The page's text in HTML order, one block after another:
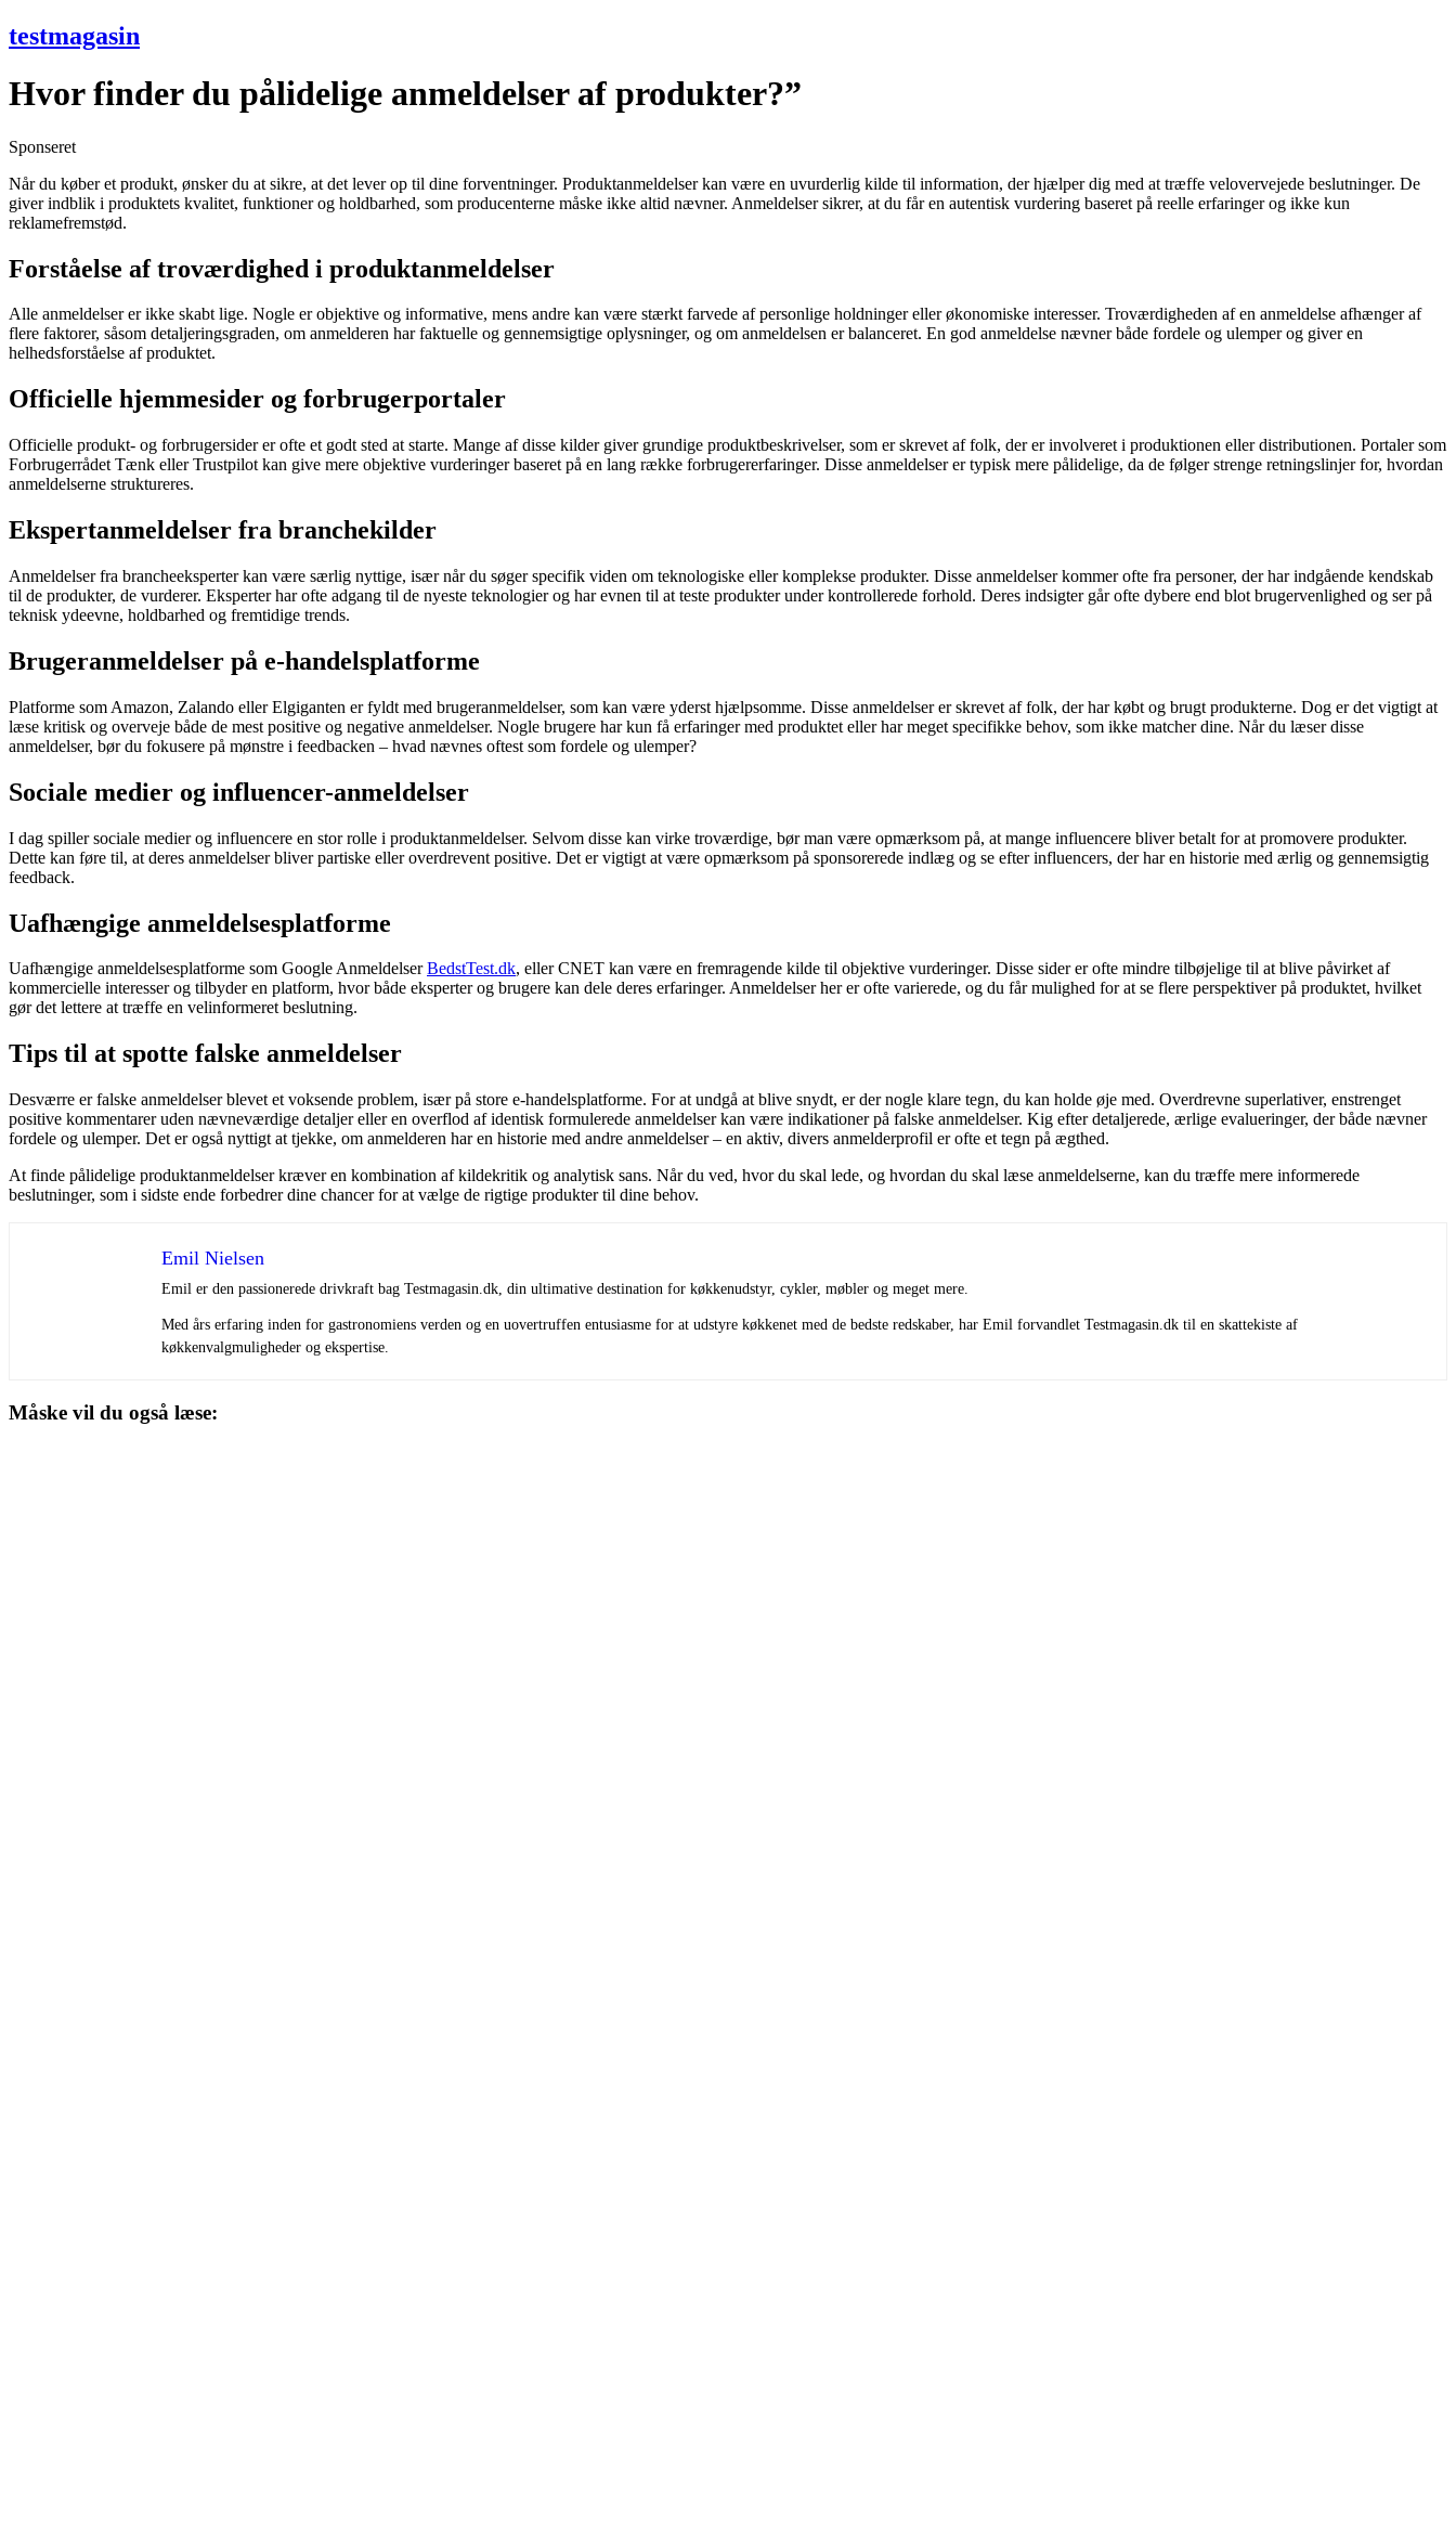
testmagasin
Hvor finder du pålidelige anmeldelser af produkter?”
Sponseret
Når du køber et produkt, ønsker du at sikre, at det lever op til dine forventninger. Produktanmeldelser kan være en uvurderlig kilde til information, der hjælper dig med at træffe velovervejede beslutninger. De
giver indblik i produktets kvalitet, funktioner og holdbarhed, som producenterne måske ikke altid nævner. Anmeldelser sikrer, at du får en autentisk vurdering baseret på reelle erfaringer og ikke kun
reklamefremstød.
Forståelse af troværdighed i produktanmeldelser
Alle anmeldelser er ikke skabt lige. Nogle er objektive og informative, mens andre kan være stærkt farvede af personlige holdninger eller økonomiske interesser. Troværdigheden af en anmeldelse afhænger af
flere faktorer, såsom detaljeringsgraden, om anmelderen har faktuelle og gennemsigtige oplysninger, og om anmeldelsen er balanceret. En god anmeldelse nævner både fordele og ulemper og giver en
helhedsforståelse af produktet.
Officielle hjemmesider og forbrugerportaler
Officielle produkt- og forbrugersider er ofte et godt sted at starte. Mange af disse kilder giver grundige produktbeskrivelser, som er skrevet af folk, der er involveret i produktionen eller distributionen. Portaler som
Forbrugerrådet Tænk eller Trustpilot kan give mere objektive vurderinger baseret på en lang række forbrugererfaringer. Disse anmeldelser er typisk mere pålidelige, da de følger strenge retningslinjer for, hvordan
anmeldelserne struktureres.
Ekspertanmeldelser fra branchekilder
Anmeldelser fra brancheeksperter kan være særlig nyttige, især når du søger specifik viden om teknologiske eller komplekse produkter. Disse anmeldelser kommer ofte fra personer, der har indgående kendskab
til de produkter, de vurderer. Eksperter har ofte adgang til de nyeste teknologier og har evnen til at teste produkter under kontrollerede forhold. Deres indsigter går ofte dybere end blot brugervenlighed og ser på
teknisk ydeevne, holdbarhed og fremtidige trends.
Brugeranmeldelser på e-handelsplatforme
Platforme som Amazon, Zalando eller Elgiganten er fyldt med brugeranmeldelser, som kan være yderst hjælpsomme. Disse anmeldelser er skrevet af folk, der har købt og brugt produkterne. Dog er det vigtigt at
læse kritisk og overveje både de mest positive og negative anmeldelser. Nogle brugere har kun få erfaringer med produktet eller har meget specifikke behov, som ikke matcher dine. Når du læser disse
anmeldelser, bør du fokusere på mønstre i feedbacken – hvad nævnes oftest som fordele og ulemper?
Sociale medier og influencer-anmeldelser
I dag spiller sociale medier og influencere en stor rolle i produktanmeldelser. Selvom disse kan virke troværdige, bør man være opmærksom på, at mange influencere bliver betalt for at promovere produkter.
Dette kan føre til, at deres anmeldelser bliver partiske eller overdrevent positive. Det er vigtigt at være opmærksom på sponsorerede indlæg og se efter influencers, der har en historie med ærlig og gennemsigtig
feedback.
Uafhængige anmeldelsesplatforme
Uafhængige anmeldelsesplatforme som Google AnmeldelserBedstTest.dk, eller CNET kan være en fremragende kilde til objektive vurderinger. Disse sider er ofte mindre tilbøjelige til at blive påvirket af
kommercielle interesser og tilbyder en platform, hvor både eksperter og brugere kan dele deres erfaringer. Anmeldelser her er ofte varierede, og du får mulighed for at se flere perspektiver på produktet, hvilket
gør det lettere at træffe en velinformeret beslutning.
Tips til at spotte falske anmeldelser
Desværre er falske anmeldelser blevet et voksende problem, især på store e-handelsplatforme. For at undgå at blive snydt, er der nogle klare tegn, du kan holde øje med. Overdrevne superlativer, enstrenget
positive kommentarer uden nævneværdige detaljer eller en overflod af identisk formulerede anmeldelser kan være indikationer på falske anmeldelser. Kig efter detaljerede, ærlige evalueringer, der både nævner
fordele og ulemper. Det er også nyttigt at tjekke, om anmelderen har en historie med andre anmeldelser – en aktiv, divers anmelderprofil er ofte et tegn på ægthed.
At finde pålidelige produktanmeldelser kræver en kombination af kildekritik og analytisk sans. Når du ved, hvor du skal lede, og hvordan du skal læse anmeldelserne, kan du træffe mere informerede
beslutninger, som i sidste ende forbedrer dine chancer for at vælge de rigtige produkter til dine behov.
Emil Nielsen
Emil er den passionerede drivkraft bag Testmagasin.dk, din ultimative destination for køkkenudstyr, cykler, møbler og meget mere.
Med års erfaring inden for gastronomiens verden og en uovertruffen entusiasme for at udstyre køkkenet med de bedste redskaber, har Emil forvandlet Testmagasin.dk til en skattekiste af
køkkenvalgmuligheder og ekspertise.
Måske vil du også læse: